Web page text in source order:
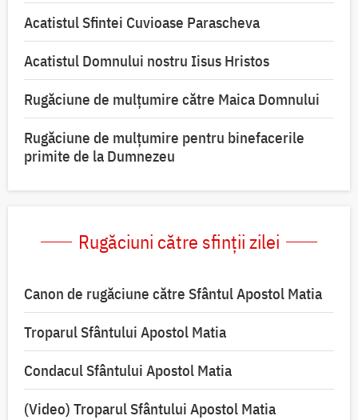
Acatistul Sfintei Cuvioase Parascheva
Acatistul Domnului nostru Iisus Hristos
Rugăciune de mulţumire către Maica Domnului
Rugăciune de mulțumire pentru binefacerile
primite de la Dumnezeu
Rugăciuni către sfinții zilei
Canon de rugăciune către Sfântul Apostol Matia
Troparul Sfântului Apostol Matia
Condacul Sfântului Apostol Matia
(Video) Troparul Sfântului Apostol Matia